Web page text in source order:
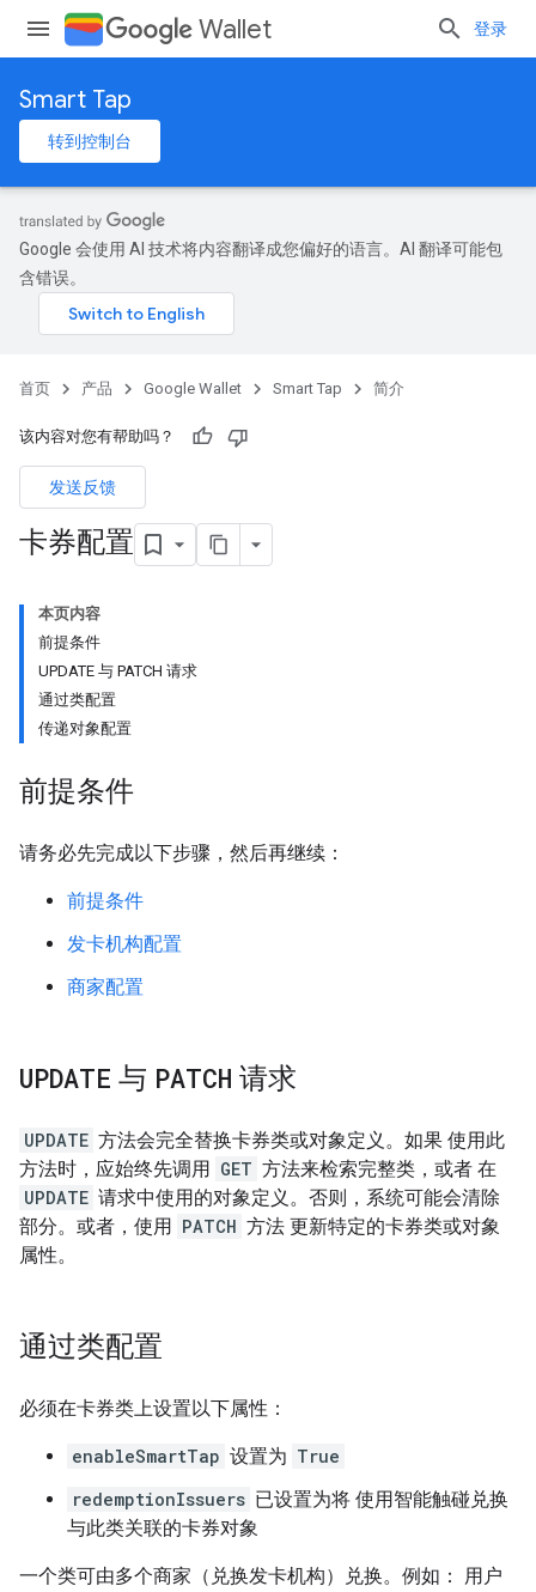
Wallet 登录
Smart Tap
转到控制台
Google 会使用 AI 技术将内容翻译成您偏好的语言。AI 翻译可能包
含错误。
首页 产品 Google Wallet Smart Tap 简介
该内容对您有帮助吗？
发送反馈
卡券配置
本页内容
前提条件
UPDATE 与 PATCH 请求
通过类配置
传递对象配置
前提条件
请务必先完成以下步骤，然后再继续：
前提条件
发卡机构配置
商家配置
UPDATE 与 PATCH 请求
UPDATE 方法会完全替换卡券类或对象定义。如果 使用此
方法时，应始终先调用 GET 方法来检索完整类，或者 在
UPDATE 请求中使用的对象定义。否则，系统可能会清除
部分。或者，使用 PATCH 方法 更新特定的卡券类或对象
属性。
通过类配置
必须在卡券类上设置以下属性：
enableSmartTap 设置为 True
redemptionIssuers 已设置为将 使用智能触碰兑换
与此类关联的卡券对象
一个类可由多个商家（兑换发卡机构）兑换。例如： 用户